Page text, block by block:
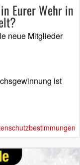
Eurer Wehr in
neue Mitglieder
ist